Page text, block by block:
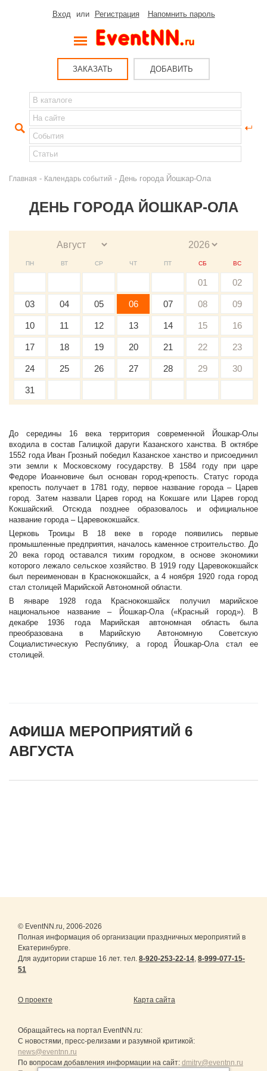
Вход или Регистрация Напомнить пароль
ЗАКАЗАТЬ ДОБАВИТЬ
Главная - Календарь событий - День города Йошкар-Ола
ДЕНЬ ГОРОДА ЙОШКАР-ОЛА
ПН ВТ СР ЧТ ПТ СБ ВС
01 02
03 04 05 06 07 08 09
10 11 12 13 14 15 16
17 18 19 20 21 22 23
24 25 26 27 28 29 30
31
До середины 16 века территория современной Йошкар-Олы
входила в состав Галицкой даруги Казанского ханства. В октябре
1552 года Иван Грозный победил Казанское ханство и присоединил
эти земли к Московскому государству. В 1584 году при царе
Федоре Иоанновиче был основан город-крепость. Статус города
крепость получает в 1781 году, первое название города – Царев
город. Затем назвали Царев город на Кокшаге или Царев город
Кокшайский. Отсюда позднее образовалось и официальное
название города – Царевококшайск.
Церковь Троицы В 18 веке в городе появились первые
промышленные предприятия, началось каменное строительство. До
20 века город оставался тихим городком, в основе экономики
которого лежало сельское хозяйство. В 1919 году Царевококшайск
был переименован в Краснококшайск, а 4 ноября 1920 года город
стал столицей Марийской Автономной области.
В январе 1928 года Краснококшайск получил марийское
национальное название – Йошкар-Ола («Красный город»). В
декабре 1936 года Марийская автономная область была
преобразована в Марийскую Автономную Советскую
Социалистическую Республику, а город Йошкар-Ола стал ее
столицей.
АФИША МЕРОПРИЯТИЙ 6
АВГУСТА
© EventNN.ru, 2006-2026
Полная информация об организации праздничных мероприятий в
Екатеринбурге.
Для аудитории старше 16 лет. тел. 8-920-253-22-14, 8-999-077-15-
51
О проекте Карта сайта
Обращайтесь на портал EventNN.ru:
С новостями, пресс-релизами и разумной критикой:
news@eventnn.ru
По вопросам добавления информации на сайт: dmitry@eventnn.ru